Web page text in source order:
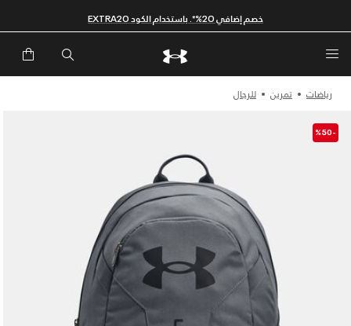
خصم إضافي 20%*. باستخدام الكود EXTRA20
رياضات تمرين للرجال
-%50